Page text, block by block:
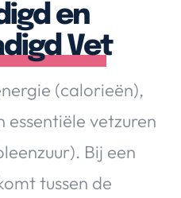
5
CHOICE
Gadgets
Huis & Tuin
Lifestyle
en
Vet
(calorieën),
essentiële vetzuren
Bij een
tussen de